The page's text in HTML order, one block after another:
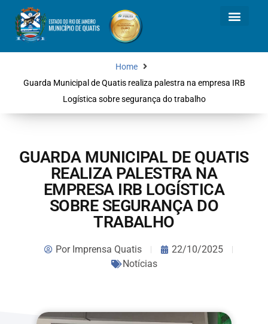
Home
Guarda Municipal de Quatis realiza palestra na empresa IRB
Logística sobre segurança do trabalho
GUARDA MUNICIPAL DE QUATIS
REALIZA PALESTRA NA
EMPRESA IRB LOGÍSTICA
SOBRE SEGURANÇA DO
TRABALHO
PorImprensa Quatis
22/10/2025
Notícias